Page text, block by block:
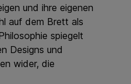
und ihre eigenen
auf dem Brett als
spiegelt
Designs und
wider, die